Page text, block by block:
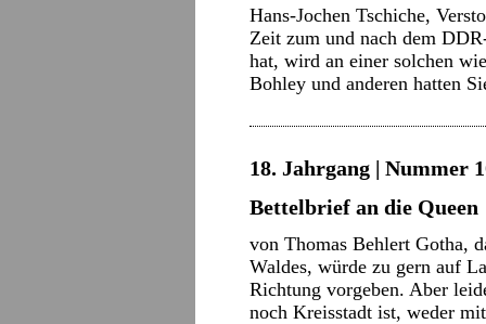
Hans-Jochen Tschiche,
Zeit zum und nach dem
hat, wird an einer solchen
Bohley und anderen hatten
18. Jahrgang | Nummer
Bettelbrief an die Queen
von Thomas Behlert Gotha,
Waldes, würde zu gern auf
Richtung vorgeben. Aber
noch Kreisstadt ist, weder